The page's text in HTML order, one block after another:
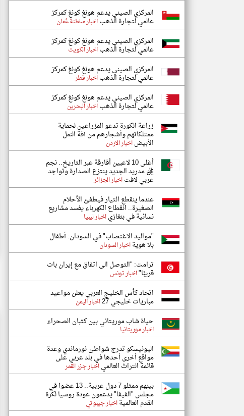
المركزي الصيني يدعم هونغ كونغ كمركز
عالمي لتجارة الذهباخبار سلطنة عُمان
المركزي الصيني يدعم هونغ كونغ كمركز
عالمي لتجارة الذهباخبار الكويت
المركزي الصيني يدعم هونغ كونغ كمركز
عالمي لتجارة الذهباخبار قطر
المركزي الصيني يدعم هونغ كونغ كمركز
عالمي لتجارة الذهباخبار البحرين
زراعة الكورة تدعو المزراعين لحماية
ممتلكاتهم وأشجارهم من آفة النمل
الأبيضاخبار الاردن
أغلى 10 لاعبين أفارقة عبر التاريخ.. نجم
ريال مدريد الجديد ينتزع الصدارة وتواجد
عربي لافتاخبار الجزائر
عندما ينقطع التيار فيطفئ الأحلام
الصغيرة.. انقطاع الكهرباء يفسد مشاريع
نسائية في بنغازياخبار ليبيا
"​​مواليد الاغتصاب" في السودان: أطفال
بلا هويةاخبار السودان
ترامت: "التوصل الى اتفاق مع إيران بات
قريبًا"اخبار تونس
اتحاد كأس الخليج العربي يعلن مواعيد
مباريات خليجي 27 اخبار اليمن
حياة شاب موريتاني بين كثبان الصحراء
اخبار موريتانيا
اليونيسكو تدرج شواطئ نورماندي وعدة
مواقع أخرى أحدها في بلد عربي على
قائمة التراث العالمياخبار جزر القمر
بينهم ممثلو 7 دول عربية.. 13 عضوا في
مجلس "الفيفا" يدعمون عودة روسيا لكرة
القدم العالميةاخبار جيبوتي